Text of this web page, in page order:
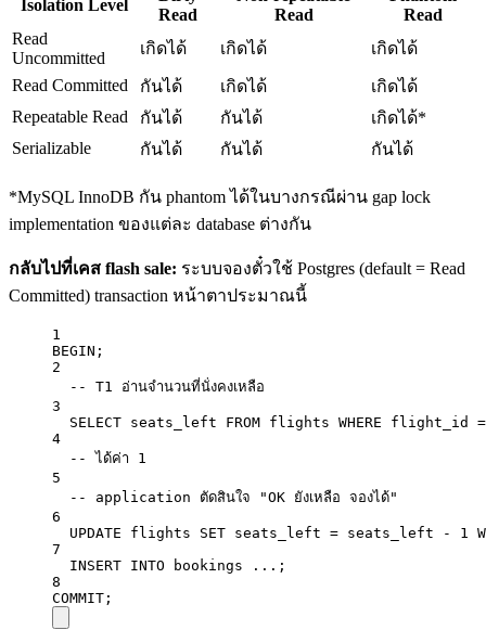
Isolation Level
Read
Read
Read
Read
Uncommitted
เกิดได้ เกิดได้
เกิดได้
Read Committed
กันได้ เกิดได้
เกิดได้
Repeatable Read
กันได้ กันได้
เกิดได้*
Serializable
กันได้ กันได้ กันได้
*MySQL InnoDB กัน phantom ได้ในบางกรณีผ่าน gap lock
implementation ของแต่ละ database ต่างกัน
กลับไปที่เคส flash sale: ระบบจองตั๋วใช้ Postgres (default = Read
Committed) transaction หน้าตาประมาณนี้
1
BEGIN ;
2
-- T1 อ่านจำนวนที่นั่งคงเหลือ
3
SELECT seats_left FROM flights WHERE flight_id =
4
-- ได้ค่า 1
5
-- application ตัดสินใจ "OK ยังเหลือ จองได้"
6
UPDATE flights SET seats_left = seats_left - 1
7
INSERT INTO bookings ...;
8
COMMIT ;